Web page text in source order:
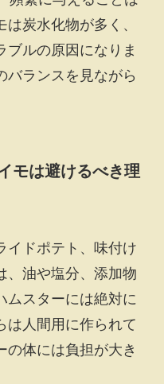
炭水化物が多く、
ブルの原因になりま
バランスを見ながら
モは避けるべき理
イドポテト、味付け
、油や塩分、添加物
ムスターには絶対に
は人間用に作られて
の体には負担が大き